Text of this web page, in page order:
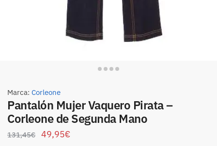
Marca: Corleone
Pantalón Mujer Vaquero Pirata –
Corleone de Segunda Mano
131,45€ 49,95€